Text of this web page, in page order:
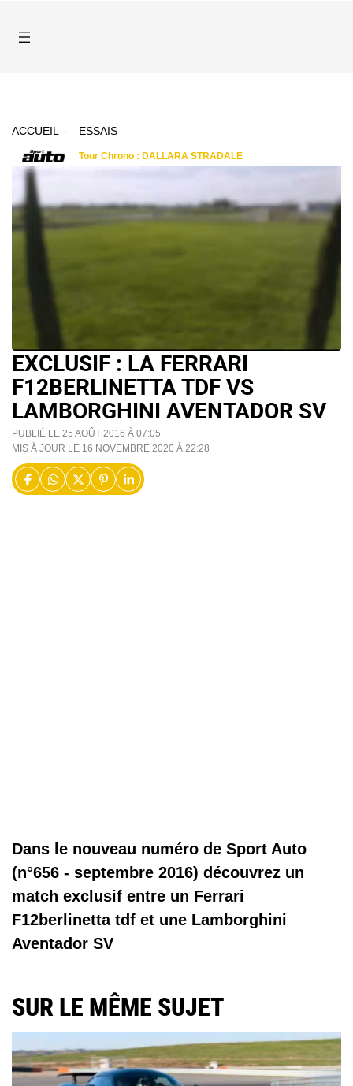
ACCUEIL ESSAIS
EXCLUSIF : LA FERRARI
F12BERLINETTA TDF VS
LAMBORGHINI AVENTADOR SV
PUBLIÉ LE 25 AOÛT 2016 À 07:05
MIS À JOUR LE 16 NOVEMBRE 2020 À 22:28
Dans le nouveau numéro de Sport Auto
(n°656 - septembre 2016) découvrez un
match exclusif entre un Ferrari
F12berlinetta tdf et une Lamborghini
Aventador SV
SUR LE MÊME SUJET